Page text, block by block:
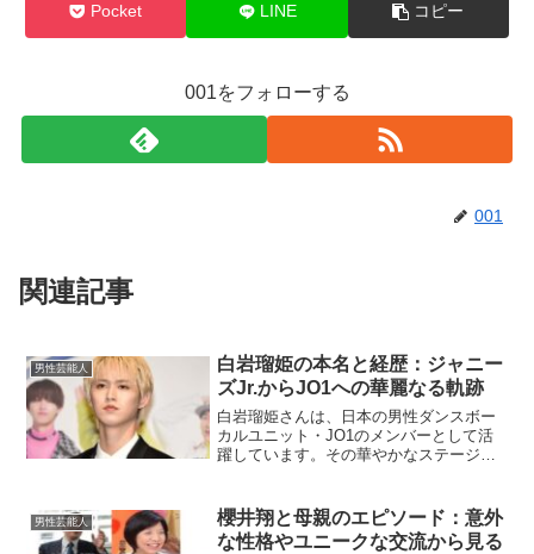
Pocket LINE コピー
001をフォローする
001
関連記事
男性芸能人
白岩瑠姫の本名と経歴：ジャニー
ズJr.からJO1への華麗なる軌跡
白岩瑠姫さんは、日本の男性ダンスボー
カルユニット・JO1のメンバーとして活
躍しています。その華やかなステージの
当て、その歩みを詳しくご紹介します。
白岩瑠姫の本名は？白岩...
男性芸能人
櫻井翔と母親のエピソード：意外
な性格やユニークな交流から見る